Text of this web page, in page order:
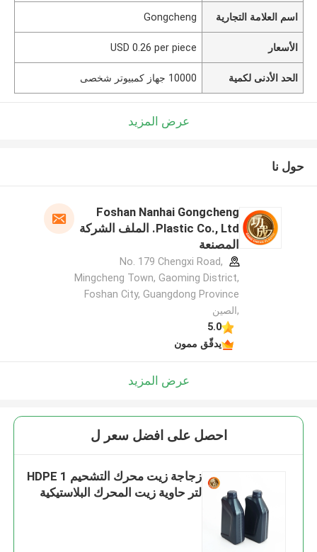
اسم العلامة التجارية Gongcheng
الأسعار USD 0.26 per piece
الحد الأدنى لكمية 10000 جهاز كمبيوتر شخصى
عرض المزيد
حول نا
Foshan Nanhai Gongcheng
Plastic Co., Ltd. الملف الشركة
المصنعة
No. 179 Chengxi Road,
Mingcheng Town, Gaoming District,
Foshan City, Guangdong Province
,الصين
5.0
يدقّق ممون
عرض المزيد
احصل على افضل سعر ل
زجاجة زيت محرك التشحيم HDPE 1
لتر حاوية زيت المحرك البلاستيكية